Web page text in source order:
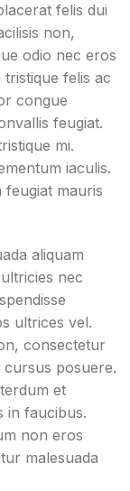
felis dui
non,
odio nec eros
felis ac
congue
feugiat.
mi.
iaculis.
mauris
aliquam
nec
ultrices vel.
consectetur
cursus posuere.
et
in faucibus.
non eros
malesuada